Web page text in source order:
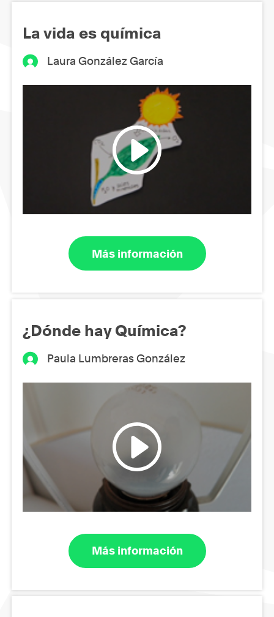
La vida es química
Laura González García
Más información
¿Dónde hay Química?
Paula Lumbreras González
Más información